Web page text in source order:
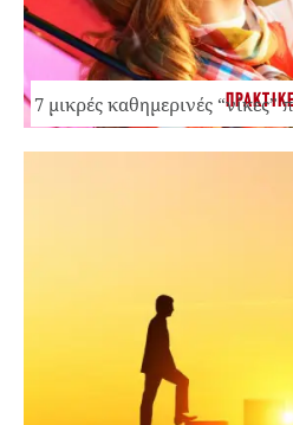
7 μικρές καθημερινές